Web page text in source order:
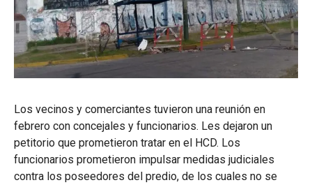
Los vecinos y comerciantes tuvieron una reunión en
febrero con concejales y funcionarios. Les dejaron un
petitorio que prometieron tratar en el HCD. Los
funcionarios prometieron impulsar medidas judiciales
contra los poseedores del predio, de los cuales no se